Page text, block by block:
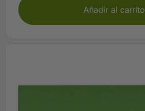
Añadir al carrito